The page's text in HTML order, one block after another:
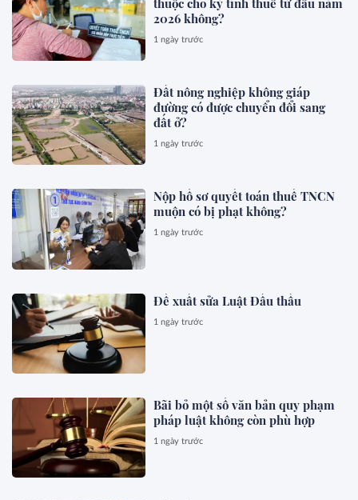
2026 không?
1 ngày trước
Đất nông nghiệp không giáp
đường có được chuyển đổi sang
đất ở?
1 ngày trước
Nộp hồ sơ quyết toán thuế TNCN
muộn có bị phạt không?
1 ngày trước
Đề xuất sửa Luật Đấu thầu
1 ngày trước
Bãi bỏ một số văn bản quy phạm
pháp luật không còn phù hợp
1 ngày trước